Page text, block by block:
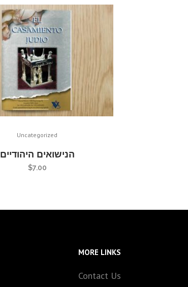
Uncategorized
הנישואים היהודיים
$7.00
MORE LINKS
Contact Us